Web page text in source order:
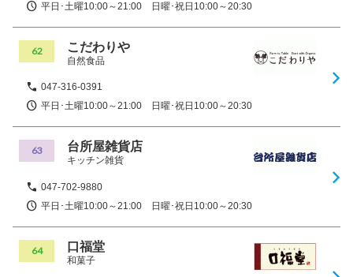
平日･土曜10:00～21:00 日曜･祝日10:00～20:30
62 こだわりや
自然食品
047-316-0391
平日･土曜10:00～21:00 日曜･祝日10:00～20:30
63 台所屋雑貨店
キッチン雑貨
047-702-9880
平日･土曜10:00～21:00 日曜･祝日10:00～20:30
64 口福堂
和菓子